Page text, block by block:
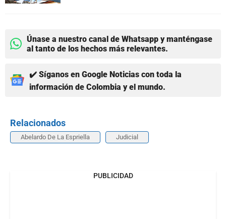
Únase a nuestro canal de Whatsapp y manténgase
al tanto de los hechos más relevantes.
✔️ Síganos en Google Noticias con toda la
información de Colombia y el mundo.
Relacionados
Abelardo De La Espriella Judicial
PUBLICIDAD